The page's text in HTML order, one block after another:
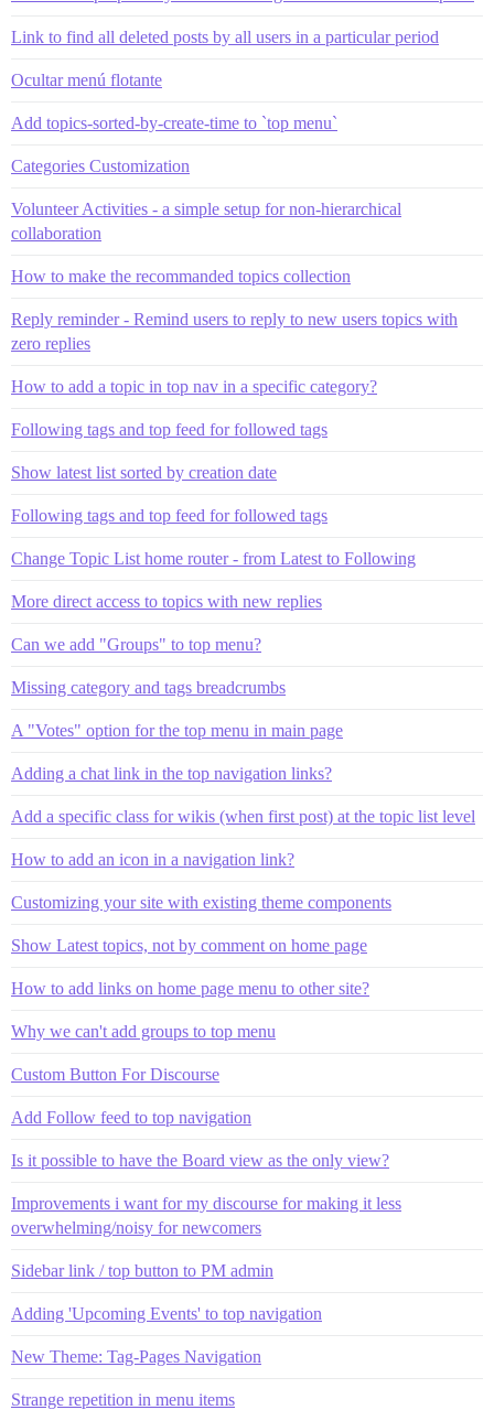
Link to find all deleted posts by all users in a particular period
Ocultar menú flotante
Add topics-sorted-by-create-time to `top menu`
Categories Customization
Volunteer Activities - a simple setup for non-hierarchical
collaboration
How to make the recommanded topics collection
Reply reminder - Remind users to reply to new users topics with
zero replies
How to add a topic in top nav in a specific category?
Following tags and top feed for followed tags
Show latest list sorted by creation date
Following tags and top feed for followed tags
Change Topic List home router - from Latest to Following
More direct access to topics with new replies
Can we add "Groups" to top menu?
Missing category and tags breadcrumbs
A "Votes" option for the top menu in main page
Adding a chat link in the top navigation links?
Add a specific class for wikis (when first post) at the topic list level
How to add an icon in a navigation link?
Customizing your site with existing theme components
Show Latest topics, not by comment on home page
How to add links on home page menu to other site?
Why we can't add groups to top menu
Custom Button For Discourse
Add Follow feed to top navigation
Is it possible to have the Board view as the only view?
Improvements i want for my discourse for making it less
overwhelming/noisy for newcomers
Sidebar link / top button to PM admin
Adding 'Upcoming Events' to top navigation
New Theme: Tag-Pages Navigation
Strange repetition in menu items